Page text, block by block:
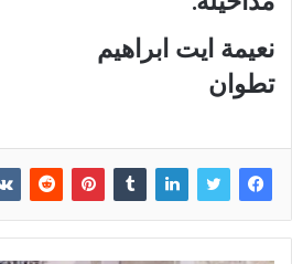
نعيمة ايت ابراهيم
تطوان